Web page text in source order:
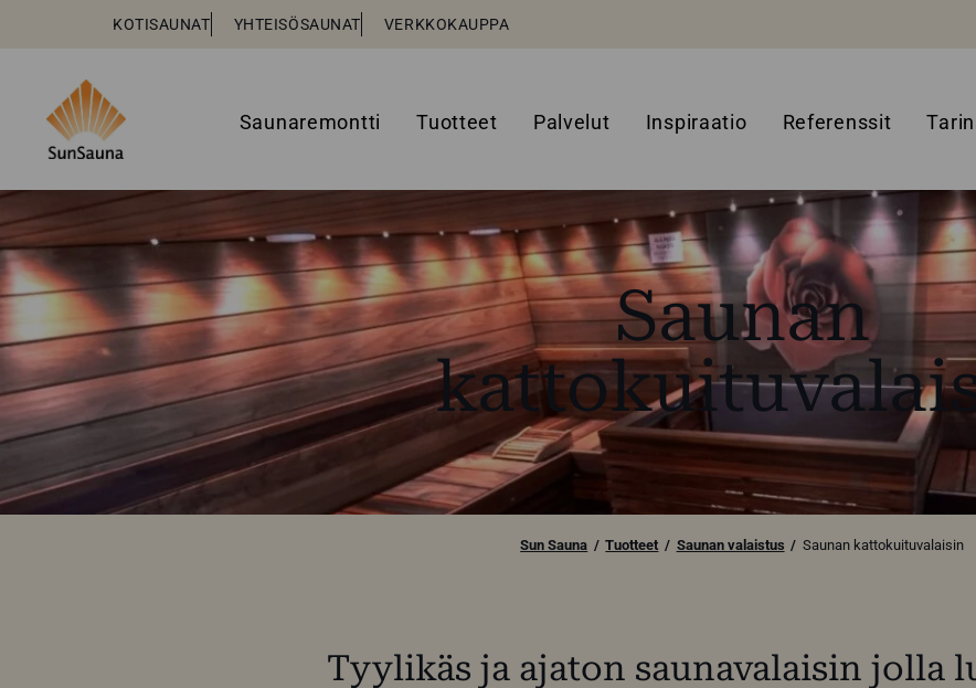
KOTISAUNAT YHTEISÖSAUNAT VERKKOKAUPPA
Saunaremontti Tuotteet Palvelut Inspiraatio Referenssit
Saunan
Sun Sauna Tuotteet Saunan valaistus Saunan kattokuituvalaisin
Tyylikäs ja ajaton saunavalaisin jolla